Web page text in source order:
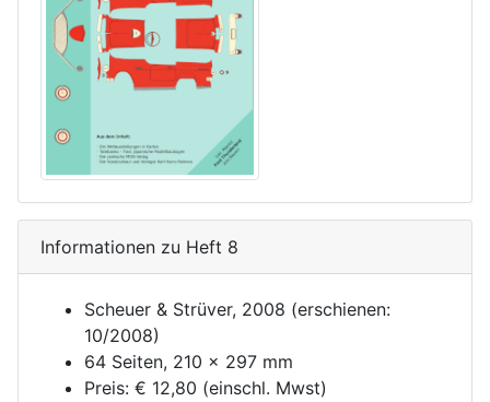
Informationen zu Heft 8
Scheuer & Strüver, 2008 (erschienen:
10/2008)
64 Seiten, 210 x 297 mm
Preis: € 12,80 (einschl. Mwst)